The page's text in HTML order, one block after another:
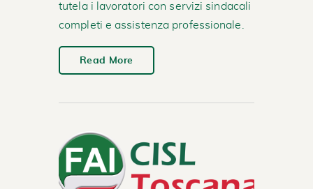
tutela i lavoratori con servizi sindacali
completi e assistenza professionale.
Read More